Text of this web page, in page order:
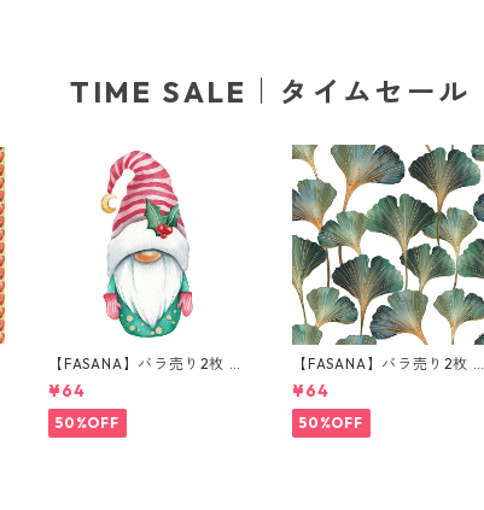
TIME SALE｜タイムセール
【FASANA】バラ売り2枚 ラ
ンチサイズ ペーパーナプキ
ン Little nisse with ilex ホ
ワイト
¥64
50%OFF
【FASANA】バラ売り2枚 ラ
ンチサイズ ペーパーナプキ
ン Ginkgo deluxe ホワイト
¥64
50%OFF